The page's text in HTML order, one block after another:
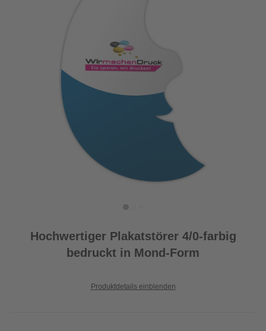
Hochwertiger Plakatstörer 4/0-farbig
bedruckt in Mond-Form
Produktdetails einblenden